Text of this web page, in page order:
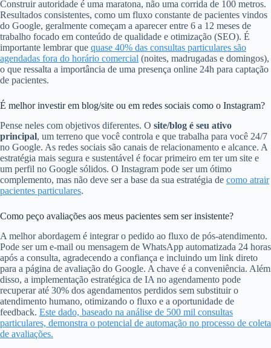
Construir autoridade é uma maratona, não uma corrida de 100 metros.
Resultados consistentes, como um fluxo constante de pacientes vindos
do Google, geralmente começam a aparecer entre 6 a 12 meses de
trabalho focado em conteúdo de qualidade e otimização (SEO). É
importante lembrar que quase 40% das consultas particulares são
agendadas fora do horário comercial (noites, madrugadas e domingos),
o que ressalta a importância de uma presença online 24h para captação
de pacientes.
É melhor investir em blog/site ou em redes sociais como o Instagram?
Pense neles com objetivos diferentes. O site/blog é seu ativo
principal, um terreno que você controla e que trabalha para você 24/7
no Google. As redes sociais são canais de relacionamento e alcance. A
estratégia mais segura e sustentável é focar primeiro em ter um site e
um perfil no Google sólidos. O Instagram pode ser um ótimo
complemento, mas não deve ser a base da sua estratégia de como atrair
pacientes particulares.
Como peço avaliações aos meus pacientes sem ser insistente?
A melhor abordagem é integrar o pedido ao fluxo de pós-atendimento.
Pode ser um e-mail ou mensagem de WhatsApp automatizada 24 horas
após a consulta, agradecendo a confiança e incluindo um link direto
para a página de avaliação do Google. A chave é a conveniência. Além
disso, a implementação estratégica de IA no agendamento pode
recuperar até 30% dos agendamentos perdidos sem substituir o
atendimento humano, otimizando o fluxo e a oportunidade de
feedback. Este dado, baseado na análise de 500 mil consultas
particulares, demonstra o potencial de automação no processo de coleta
de avaliações.